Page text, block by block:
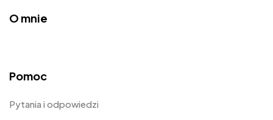
O mnie
Pomoc
Pytania i odpowiedzi